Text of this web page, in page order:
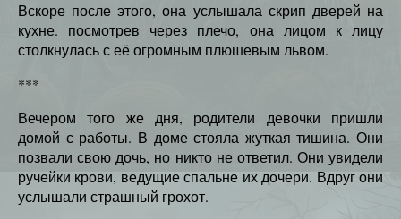
Вскоре после этого, она услышала скрип дверей на
кухне. посмотрев через плечо, она лицом к лицу
столкнулась с её огромным плюшевым львом.
***
Вечером того же дня, родители девочки пришли
домой с работы. В доме стояла жуткая тишина. Они
позвали свою дочь, но никто не ответил. Они увидели
ручейки крови, ведущие спальне их дочери. Вдруг они
услышали страшный грохот.